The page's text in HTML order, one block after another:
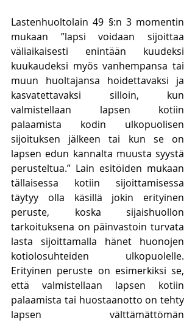
Lastenhuoltolain 49 §:n 3 momentin
mukaan ”lapsi voidaan sijoittaa
väliaikaisesti enintään kuudeksi
kuukaudeksi myös vanhempansa tai
muun huoltajansa hoidettavaksi ja
kasvatettavaksi silloin, kun
valmistellaan lapsen kotiin
palaamista kodin ulkopuolisen
sijoituksen jälkeen tai kun se on
lapsen edun kannalta muusta syystä
perusteltua.” Lain esitöiden mukaan
tällaisessa kotiin sijoittamisessa
täytyy olla käsillä jokin erityinen
peruste, koska sijaishuollon
tarkoituksena on päinvastoin turvata
lasta sijoittamalla hänet huonojen
kotiolosuhteiden ulkopuolelle.
Erityinen peruste on esimerkiksi se,
että valmistellaan lapsen kotiin
palaamista tai huostaanotto on tehty
lapsen välttämättömän